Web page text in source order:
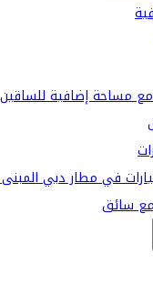
مساحة إضافية للساقين
في مطار دبي المبنى
سائق